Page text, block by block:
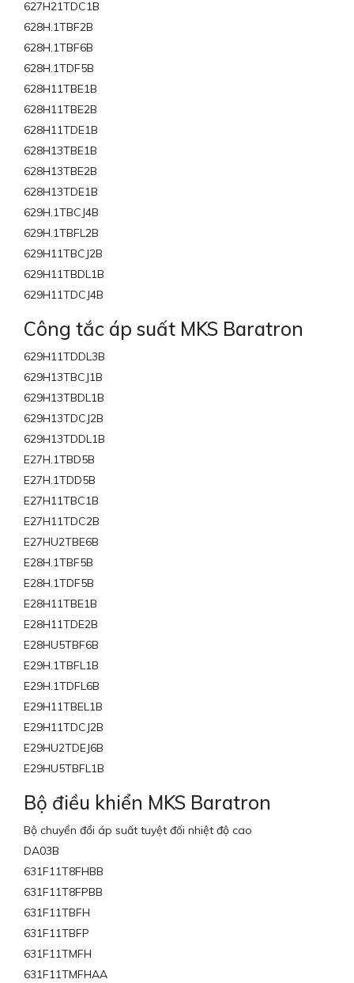
627H21TDC1B
628H.1TBF2B
628H.1TBF6B
628H.1TDF5B
628H11TBE1B
628H11TBE2B
628H11TDE1B
628H13TBE1B
628H13TBE2B
628H13TDE1B
629H.1TBCJ4B
629H.1TBFL2B
629H11TBCJ2B
629H11TBDL1B
629H11TDCJ4B
Công tắc áp suất MKS Baratron
629H11TDDL3B
629H13TBCJ1B
629H13TBDL1B
629H13TDCJ2B
629H13TDDL1B
E27H.1TBD5B
E27H.1TDD5B
E27H11TBC1B
E27H11TDC2B
E27HU2TBE6B
E28H.1TBF5B
E28H.1TDF5B
E28H11TBE1B
E28H11TDE2B
E28HU5TBF6B
E29H.1TBFL1B
E29H.1TDFL6B
E29H11TBEL1B
E29H11TDCJ2B
E29HU2TDEJ6B
E29HU5TBFL1B
Bộ điều khiển MKS Baratron
Bộ chuyển đổi áp suất tuyệt đối nhiệt độ cao
DA03B
631F11T8FHBB
631F11T8FPBB
631F11TBFH
631F11TBFP
631F11TMFH
631F11TMFHAA